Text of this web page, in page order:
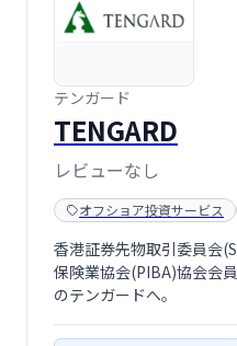
テンガード
TENGARD
レビューなし
オフショア投資サービス
香港証券先物取引委員会
保険業協会(PIBA)協会会
のテンガードへ。